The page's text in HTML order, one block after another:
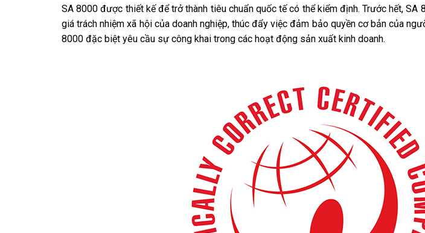
SA 8000 được thiết kế để trở thành tiêu chuẩn quốc tế có thể kiểm định. Trước hết, SA
giá trách nhiệm xã hội của doanh nghiệp, thúc đẩy việc đảm bảo quyền cơ bản của
8000 đặc biệt yêu cầu sự công khai trong các hoạt động sản xuất kinh doanh.